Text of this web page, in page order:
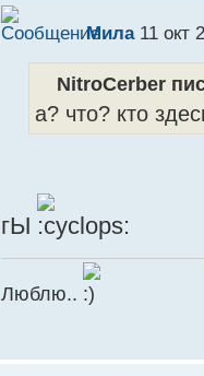
Мила11 окт
NitroCerber
а? что? кто
гЫ
Люблю..